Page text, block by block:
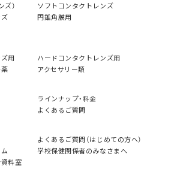
ズ）
ソフトコンタクトレンズ
円錐角膜用
用
ハードコンタクトレンズ用
アクセサリー類
ラインナップ・料金
よくあるご質問
よくあるご質問（はじめての方へ）
学校保健関係者のみなさまへ
料室